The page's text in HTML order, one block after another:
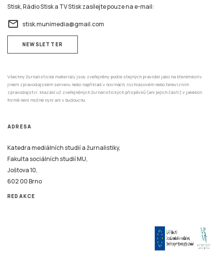
Stisk, Rádio Stisk a TV Stisk zasílejte pouze na e-mail:
email stisk.munimedia@gmail.com
NEWSLETTER
Všechny žurnalistické materiály jsou zveřejněny podle stejných pravidel jako na kterémkoliv
jiném zpravodajském serveru nebo například v novinách, rozhlasovém nebo televizním
zpravodajství. Mazání už zveřejněných žurnalistických příspěvků (ani jejich částí) v jakékoli
formě není možné nyní ani v budoucnu.
ADRESA
Katedra mediálních studií a žurnalistiky,
Fakulta sociálních studií MU,
Joštova 10,
602 00 Brno
REDAKCE